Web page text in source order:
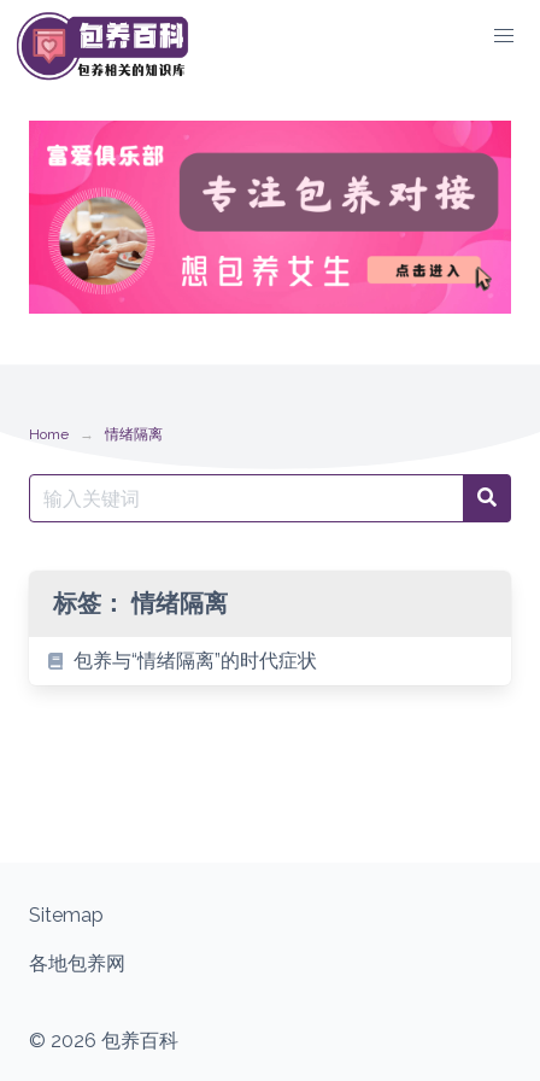
Skip
to
content
Home 情绪隔离
Search
for:
标签：情绪隔离
包养与“情绪隔离”的时代症状
© 2026 包养百科
Sitemap
各地包养网